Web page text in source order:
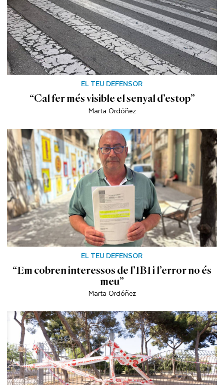
EL TEU DEFENSOR
“Cal fer més visible el senyal d’estop”
Marta Ordóñez
EL TEU DEFENSOR
“Em cobren interessos de l’IBI i l’error no és
meu”
Marta Ordóñez